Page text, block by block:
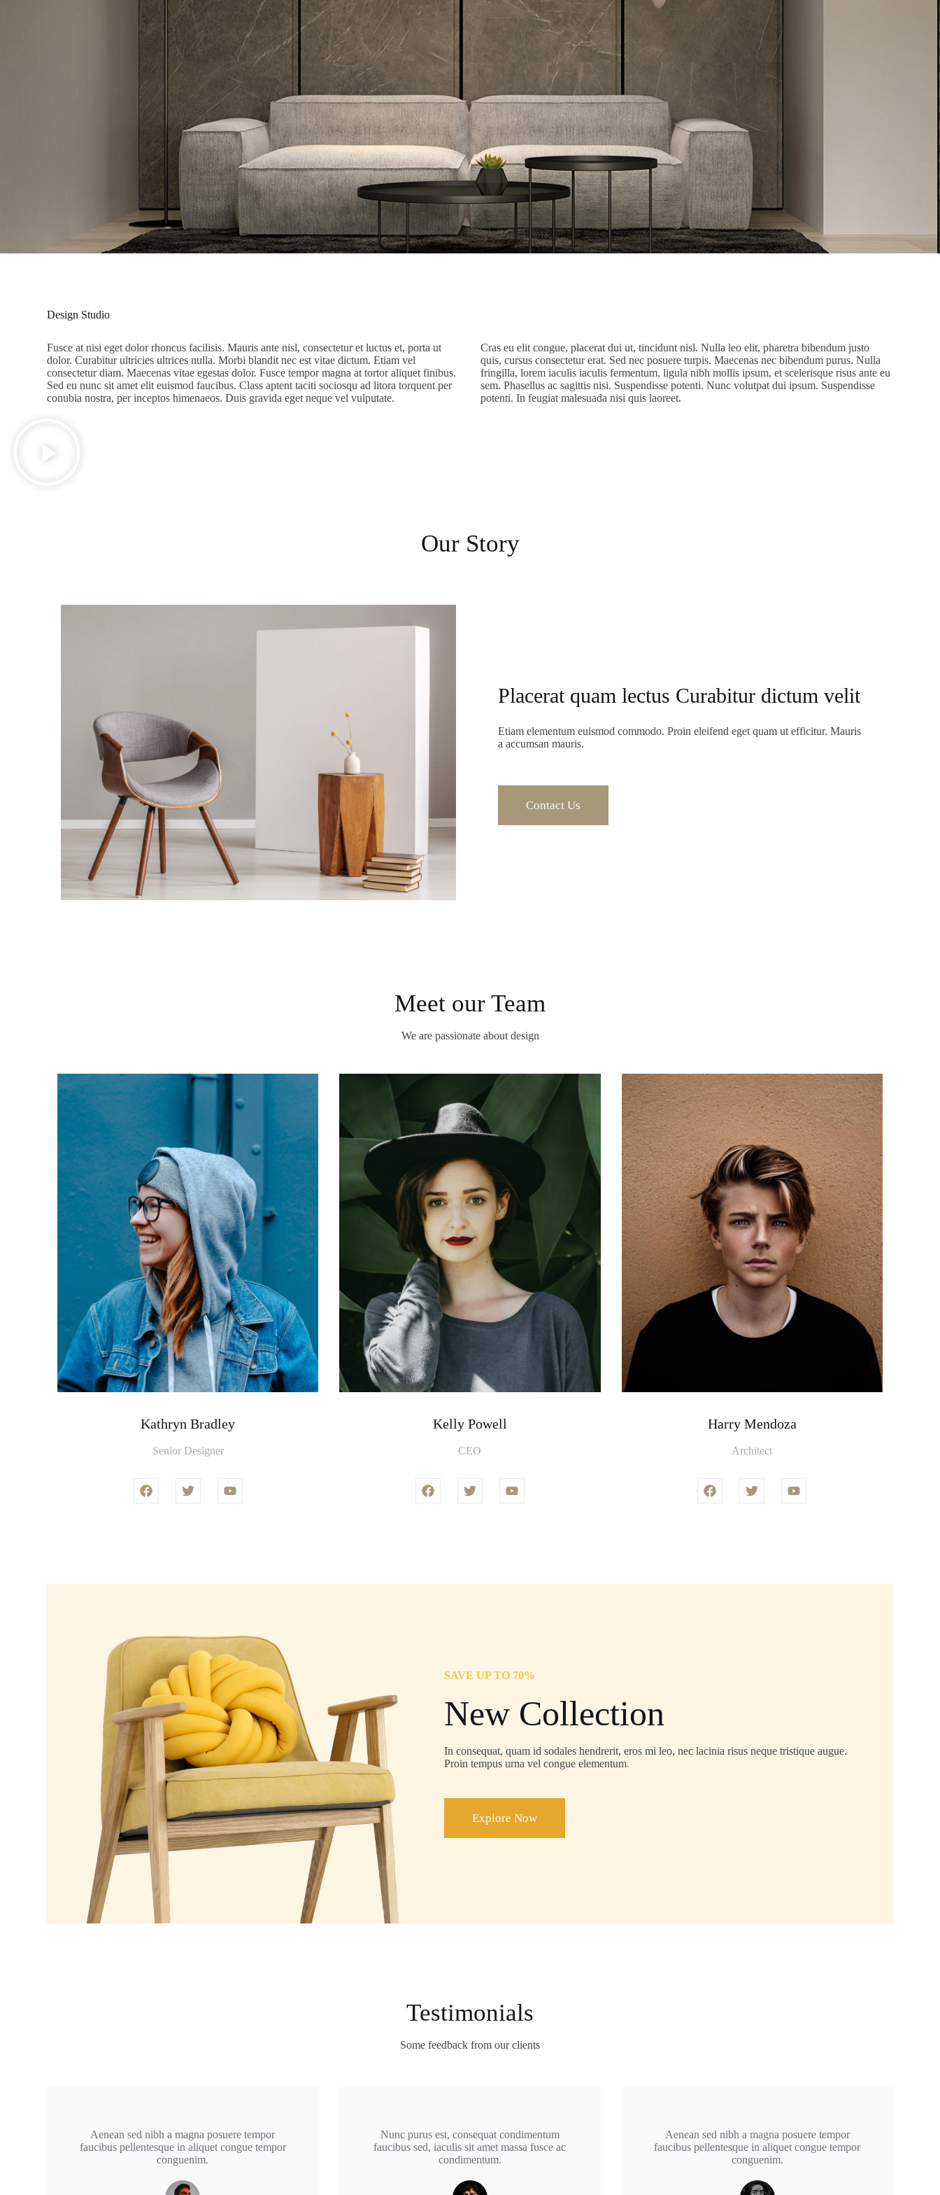
Design Studio
Fusce at nisi eget dolor rhoncus facilisis. Mauris ante nisl, consectetur et luctus et, porta ut
dolor. Curabitur ultricies ultrices nulla. Morbi blandit nec est vitae dictum. Etiam vel
consectetur diam. Maecenas vitae egestas dolor. Fusce tempor magna at tortor aliquet finibus.
Sed eu nunc sit amet elit euismod faucibus. Class aptent taciti sociosqu ad litora torquent per
conubia nostra, per inceptos himenaeos. Duis gravida eget neque vel vulputate.
Cras eu elit congue, placerat dui ut, tincidunt nisl. Nulla leo elit, pharetra bibendum justo
quis, cursus consectetur erat. Sed nec posuere turpis. Maecenas nec bibendum purus. Nulla
fringilla, lorem iaculis iaculis fermentum, ligula nibh mollis ipsum, et scelerisque risus ante eu
sem. Phasellus ac sagittis nisi. Suspendisse potenti. Nunc volutpat dui ipsum. Suspendisse
potenti. In feugiat malesuada nisi quis laoreet.
Our Story
Placerat quam lectus Curabitur dictum velit
Etiam elementum euismod commodo. Proin eleifend eget quam ut efficitur. Mauris
a accumsan mauris.
Contact Us
Meet our Team
We are passionate about design
Kathryn Bradley
Senior Designer
Kelly Powell
CEO
Harry Mendoza
Architect
SAVE UP TO 70%
New Collection
In consequat, quam id sodales hendrerit, eros mi leo, nec lacinia risus neque tristique augue.
Proin tempus urna vel congue elementum.
Explore Now
Testimonials
Some feedback from our clients
Aenean sed nibh a magna posuere tempor
faucibus pellentesque in aliquet congue tempor
conguenim.
Nunc purus est, consequat condimentum
faucibus sed, iaculis sit amet massa fusce ac
condimentum.
Aenean sed nibh a magna posuere tempor
faucibus pellentesque in aliquet congue tempor
conguenim.